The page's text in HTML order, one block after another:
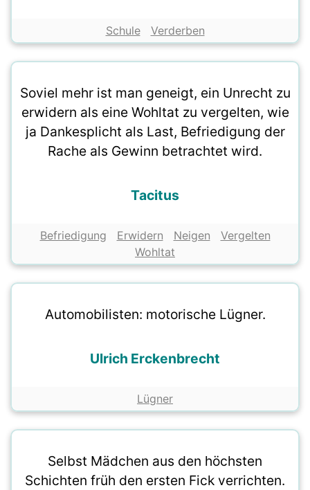
Schule Verderben
Soviel mehr ist man geneigt, ein Unrecht zu
erwidern als eine Wohltat zu vergelten, wie
ja Dankesplicht als Last, Befriedigung der
Rache als Gewinn betrachtet wird.
Tacitus
Befriedigung Erwidern Neigen
Vergelten
Wohltat
Automobilisten: motorische Lügner.
Ulrich Erckenbrecht
Lügner
Selbst Mädchen aus den höchsten
Schichten früh den ersten Fick verrichten.